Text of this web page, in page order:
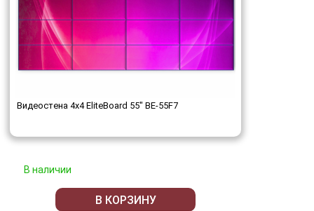
Видеостена 4x4 EliteBoard 55" BE-55F7
В наличии
В КОРЗИНУ